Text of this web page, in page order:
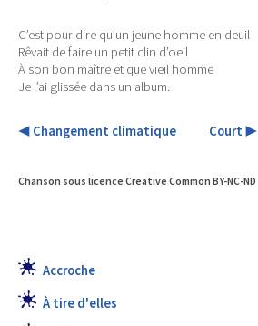
Accroche
À tire d'elles
C’est pour dire qu’un jeune homme en deuil
Rêvait de faire un petit clin d’oeil
À son bon maître et que vieil homme
Je l’ai glissée dans un album.
◀ Changement climatique Court ▶
Chanson sous licence Creative Common BY-NC-ND